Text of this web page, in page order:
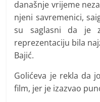
današnje vrijeme
njeni savremenici,
su saglasni da je
reprezentaciju bila
Bajić.
Golićeva je rekla da
film, jer je izazvao